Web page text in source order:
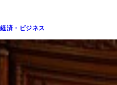
経済・ビジネス